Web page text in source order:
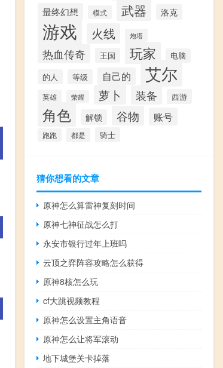
最终幻想 模式 武器 洛克
游戏 火线 炮塔
热血传奇 王国 玩家 电脑
的人 等级 自己的 艾尔
英雄 荣耀 萝卜 装备 西游
角色 解锁 谷物 账号
跑跑 都是 骑士
猜你想看的文章
原神怎么算雷神复刻时间
原神七神征战怎么打
永安市银行过年上班吗
云顶之弈阵容攻略怎么获得
原神8核怎么玩
cf大跳视频教程
原神怎么设置主角语音
原神怎么让将军滚动
地下城堡关卡掉落